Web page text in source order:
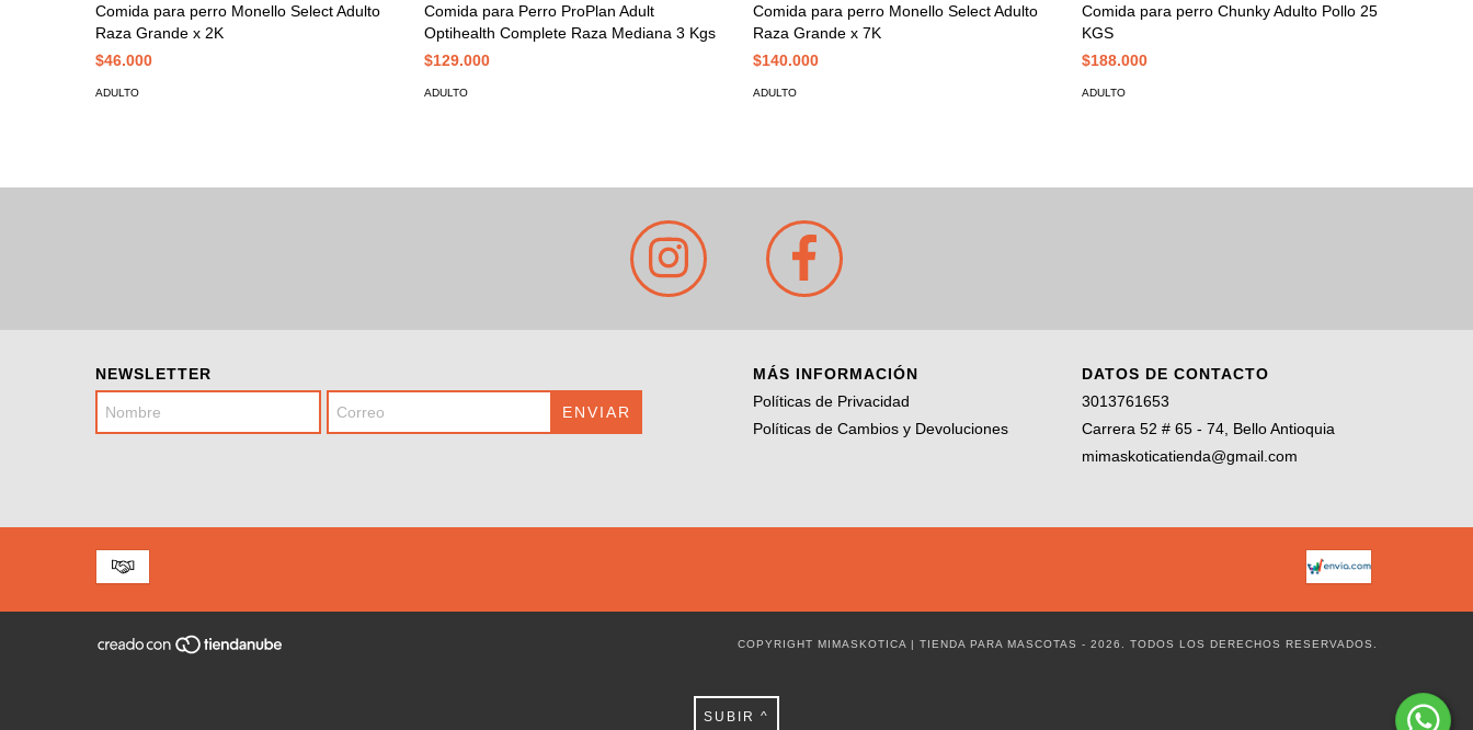
Comida para perro Monello Select Adulto
Raza Grande x 2K
$46.000
ADULTO
Comida para Perro ProPlan Adult
Optihealth Complete Raza Mediana 3 Kgs
$129.000
ADULTO
Comida para perro Monello Select Adulto
Raza Grande x 7K
$140.000
ADULTO
Comida para perro Chunky Adulto Pollo 25
KGS
$188.000
ADULTO
NEWSLETTER
MÁS INFORMACIÓN
Políticas de Privacidad
Políticas de Cambios y Devoluciones
DATOS DE CONTACTO
3013761653
Carrera 52 # 65 - 74, Bello Antioquia
mimaskoticatienda@gmail.com
COPYRIGHT MIMASKOTICA | TIENDA PARA MASCOTAS - 2026. TODOS LOS DERECHOS RESERVADOS.
SUBIR ^